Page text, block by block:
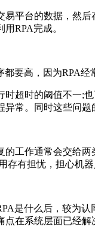
平台的数据，然
RPA完成。
要高，因为RPA
超时的阈值不一;
常。同时这些问
工作通常会交给
有担忧，担心机
是什么后，较为
在系统层面已经